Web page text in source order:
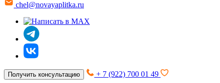
chel@novayaplitka.ru
Получить консультацию + 7 (922) 700 01 49